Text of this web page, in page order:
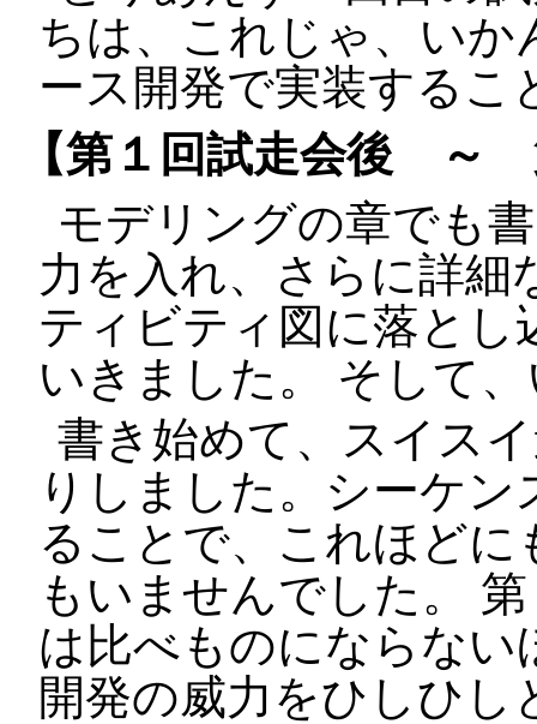
ちは、これじゃ、い
ース開発で実装するこ
【第１回試走会後 ～
モデリングの章でも
力を入れ、さらに詳細
ティビティ図に落と
いきました。 そして
書き始めて、スイス
りしました。シーケ
ることで、これほど
もいませんでした。
は比べものにならな
開発の威力をひしひ